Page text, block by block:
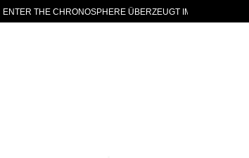
ENTER THE CHRONOSPHERE ÜBERZEUGT IM EARLY